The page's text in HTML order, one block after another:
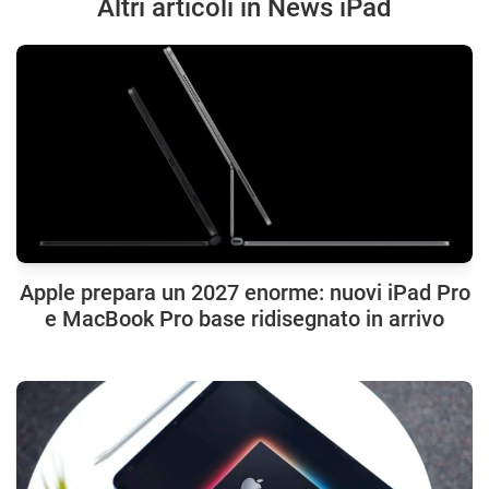
Altri articoli in News iPad
Apple prepara un 2027 enorme: nuovi iPad Pro
e MacBook Pro base ridisegnato in arrivo